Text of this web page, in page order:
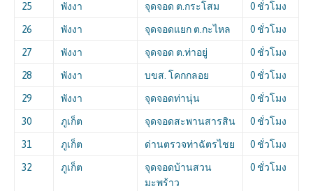
25 พังงา จุดจอด ต.กระโสม 0 ชั่วโมง
26 พังงา จุดจอดแยก ต.กะไหล 0 ชั่วโมง
27 พังงา จุดจอด ต.ท่าอยู่ 0 ชั่วโมง
28 พังงา บขส. โคกกลอย 0 ชั่วโมง
29 พังงา จุดจอดท่านุ่น 0 ชั่วโมง
30 ภูเก็ต จุดจอดสะพานสารสิน 0 ชั่วโมง
31 ภูเก็ต ด่านตรวจท่าฉัตรไชย 0 ชั่วโมง
32 ภูเก็ต
จุดจอดบ้านสวน
มะพร้าว
0 ชั่วโมง